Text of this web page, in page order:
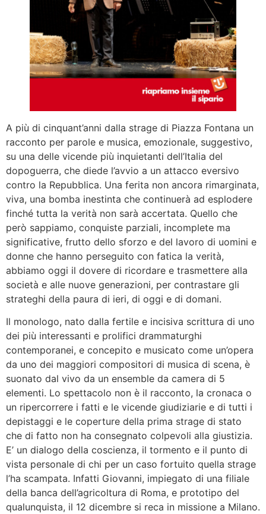
A più di cinquant’anni dalla strage di Piazza Fontana un
racconto per parole e musica, emozionale, suggestivo,
su una delle vicende più inquietanti dell’Italia del
dopoguerra, che diede l’avvio a un attacco eversivo
contro la Repubblica. Una ferita non ancora rimarginata,
viva, una bomba inestinta che continuerà ad esplodere
finché tutta la verità non sarà accertata. Quello che
però sappiamo, conquiste parziali, incomplete ma
significative, frutto dello sforzo e del lavoro di uomini e
donne che hanno perseguito con fatica la verità,
abbiamo oggi il dovere di ricordare e trasmettere alla
società e alle nuove generazioni, per contrastare gli
strateghi della paura di ieri, di oggi e di domani.
Il monologo, nato dalla fertile e incisiva scrittura di uno
dei più interessanti e prolifici drammaturghi
contemporanei, e concepito e musicato come un’opera
da uno dei maggiori compositori di musica di scena, è
suonato dal vivo da un ensemble da camera di 5
elementi. Lo spettacolo non è il racconto, la cronaca o
un ripercorrere i fatti e le vicende giudiziarie e di tutti i
depistaggi e le coperture della prima strage di stato
che di fatto non ha consegnato colpevoli alla giustizia.
E’ un dialogo della coscienza, il tormento e il punto di
vista personale di chi per un caso fortuito quella strage
l’ha scampata. Infatti Giovanni, impiegato di una filiale
della banca dell’agricoltura di Roma, e prototipo del
qualunquista, il 12 dicembre si reca in missione a Milano.